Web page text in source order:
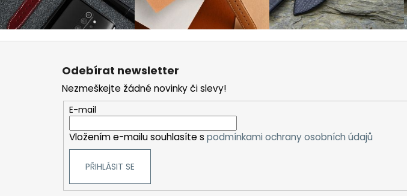
Z
Odebírat newsletter
Nezmeškejte žádné novinky či slevy!
E-mail
Vložením e-mailu souhlasíte s podmínkami ochrany osobních údajů
PŘIHLÁSIT SE